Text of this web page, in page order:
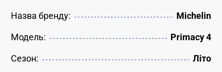
Назва бренду: Michelin
Модель: Primacy 4
Сезон: Літо